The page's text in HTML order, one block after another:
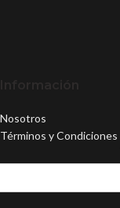
Nosotros
Términos y Condiciones